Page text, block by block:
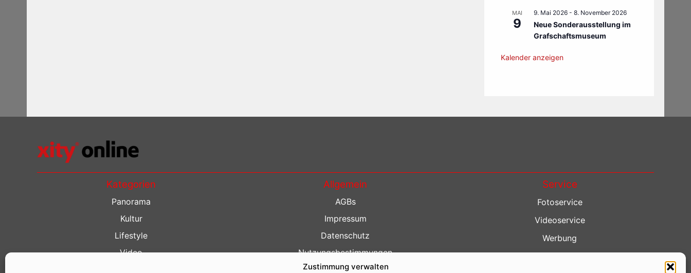
Zustimmung verwalten
MAI
9
9. Mai 2026 - 8. November 2026
Neue Sonderausstellung im
Grafschaftsmuseum
Kalender anzeigen
Kategorien
Panorama
Kultur
Lifestyle
Video
Allgemein
AGBs
Impressum
Datenschutz
Nutzungsbestimmungen
Kontakt
Service
Fotoservice
Videoservice
Werbung